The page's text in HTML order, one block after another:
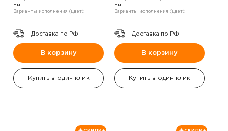
мм
Варианты исполнения (цвет):
Доставка по РФ.
В корзину
Купить в один клик
мм
Варианты исполнения (цвет):
Доставка по РФ.
В корзину
Купить в один клик